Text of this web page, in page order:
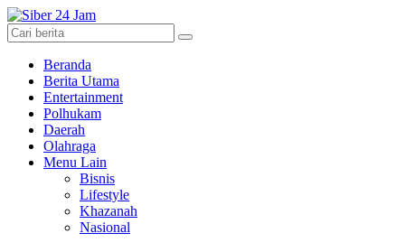
Beranda
Berita Utama
Entertainment
Polhukam
Daerah
Olahraga
Menu Lain
Bisnis
Lifestyle
Khazanah
Nasional